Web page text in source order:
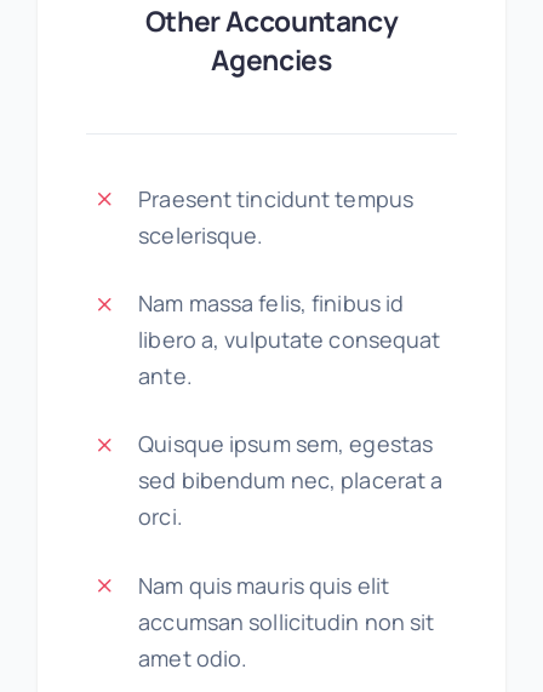
Other Accountancy
Agencies
Praesent tincidunt tempus
scelerisque.
Nam massa felis, finibus id
libero a, vulputate consequat
ante.
Quisque ipsum sem, egestas
sed bibendum nec, placerat a
orci.
Nam quis mauris quis elit
accumsan sollicitudin non sit
amet odio.